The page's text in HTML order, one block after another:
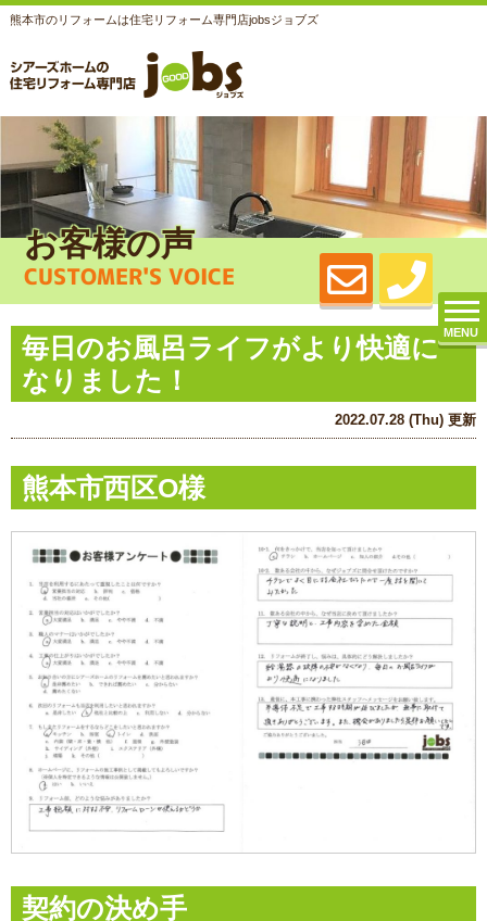
熊本市のリフォームは住宅リフォーム専門店jobsジョブズ
MENU
お客様の声
CUSTOMER'S VOICE
毎日のお風呂ライフがより快適に
なりました！
2022.07.28 (Thu) 更新
熊本市西区O様
契約の決め手